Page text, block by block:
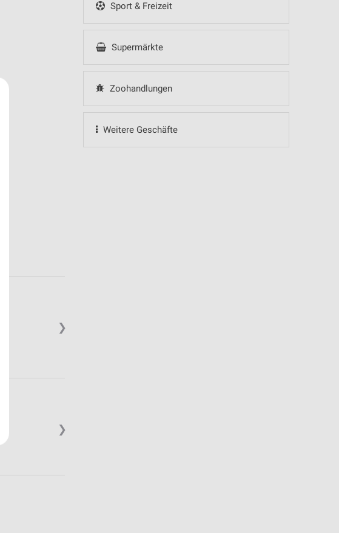
Sport & Freizeit
Supermärkte
Zoohandlungen
Weitere Geschäfte
❯
❯